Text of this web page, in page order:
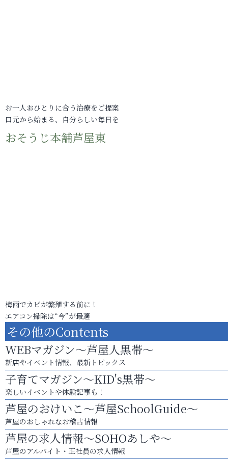
お一人おひとりに合う治療をご提案
口元から始まる、自分らしい毎日を
おそうじ本舗芦屋東
梅雨でカビが繁殖する前に！
エアコン掃除は“今”が最適
その他のContents
WEBマガジン～芦屋人黒帯～
新店やイベント情報、最新トピックス
子育てマガジン～KID's黒帯～
楽しいイベントや体験記事も！
芦屋のおけいこ～芦屋SchoolGuide～
芦屋のおしゃれなお稽古情報
芦屋の求人情報～SOHOあしや～
芦屋のアルバイト・正社員の求人情報